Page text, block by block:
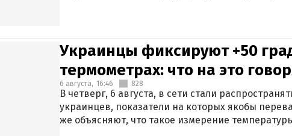
Украинцы фиксируют +50
термометрах: что на это
6 августа, 16:46 828
В четверг, 6 августа, в сети стали
украинцев, показатели на которых якобы
же объясняют, что такое измерение